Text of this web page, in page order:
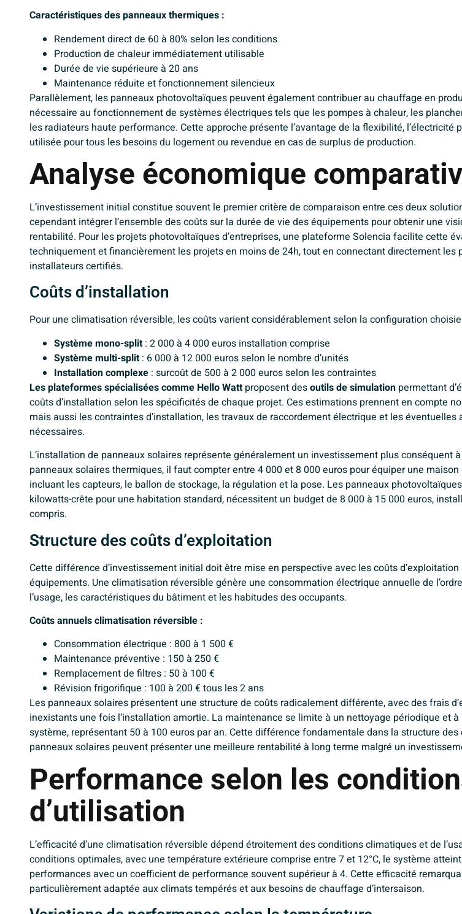
Caractéristiques des panneaux thermiques :
Rendement direct de 60 à 80% selon les conditions
Production de chaleur immédiatement utilisable
Durée de vie supérieure à 20 ans
Maintenance réduite et fonctionnement silencieux
Parallèlement, les panneaux photovoltaïques peuvent également contribuer au chauffage en
nécessaire au fonctionnement de systèmes électriques tels que les pompes à chaleur, les
les radiateurs haute performance. Cette approche présente l’avantage de la flexibilité, l’électricité
utilisée pour tous les besoins du logement ou revendue en cas de surplus de production.
Analyse économique
L’investissement initial constitue souvent le premier critère de comparaison entre ces deux
cependant intégrer l’ensemble des coûts sur la durée de vie des équipements pour obtenir une
rentabilité. Pour les projets photovoltaïques d’entreprises, une plateforme Solencia facilite cette
techniquement et financièrement les projets en moins de 24h, tout en connectant directement les
installateurs certifiés.
Coûts d’installation
Pour une climatisation réversible, les coûts varient considérablement selon la configuration
Système mono-split: 2 000 à 4 000 euros installation comprise
Système multi-split: 6 000 à 12 000 euros selon le nombre d’unités
Installation complexe : surcoût de 500 à 2 000 euros selon les contraintes
Les plateformes spécialisées comme Hello Watt proposent desoutils de simulation permettant
coûts d’installation selon les spécificités de chaque projet. Ces estimations prennent en compte
mais aussi les contraintes d’installation, les travaux de raccordement électrique et les
nécessaires.
L’installation de panneaux solaires représente généralement un investissement plus conséquent
panneaux solaires thermiques, il faut compter entre 4 000 et 8 000 euros pour équiper une
incluant les capteurs, le ballon de stockage, la régulation et la pose. Les panneaux
kilowatts-crête pour une habitation standard, nécessitent un budget de 8 000 à 15 000 euros,
compris.
Structure des coûts d’exploitation
Cette différence d’investissement initial doit être mise en perspective avec les coûts
équipements. Une climatisation réversible génère une consommation électrique annuelle de
l’usage, les caractéristiques du bâtiment et les habitudes des occupants.
Coûts annuels climatisation réversible :
Consommation électrique : 800 à 1 500 €
Maintenance préventive : 150 à 250 €
Remplacement de filtres : 50 à 100 €
Révision frigorifique : 100 à 200 € tous les 2 ans
Les panneaux solaires présentent une structure de coûts radicalement différente, avec des frais
inexistants une fois l’installation amortie. La maintenance se limite à un nettoyage périodique et
système, représentant 50 à 100 euros par an. Cette différence fondamentale dans la structure
panneaux solaires peuvent présenter une meilleure rentabilité à long terme malgré un
Performance selon les
d’utilisation
L’efficacité d’une climatisation réversible dépend étroitement des conditions climatiques et de
conditions optimales, avec une température extérieure comprise entre 7 et 12°C, le système
performances avec un coefficient de performance souvent supérieur à 4. Cette efficacité
particulièrement adaptée aux climats tempérés et aux besoins de chauffage d’intersaison.